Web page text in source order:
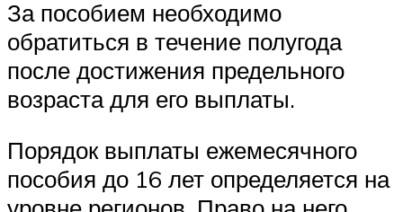
За пособием необходимо
обратиться в течение полугода
после достижения предельного
возраста для его выплаты.
Порядок выплаты ежемесячного
пособия до 16 лет определяется на